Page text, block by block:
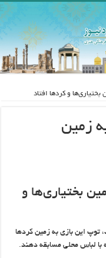
و کردها افتاد
زمین
بختیاری‌ها و
توپ این بازی به زمین کردها